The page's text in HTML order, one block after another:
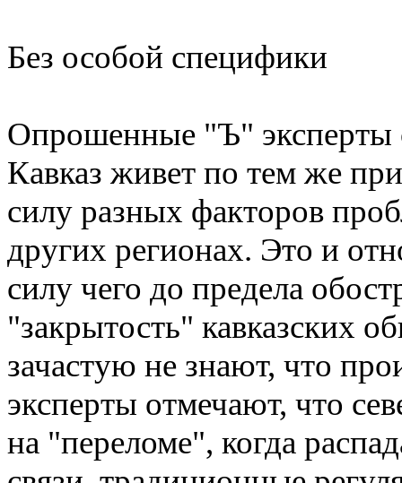
Без особой специфики
Опрошенные "Ъ" эксперты
Кавказ живет по тем же
силу разных факторов
других регионах. Это и
силу чего до предела
"закрытость" кавказских
зачастую не знают, что
эксперты отмечают, что
на "переломе", когда